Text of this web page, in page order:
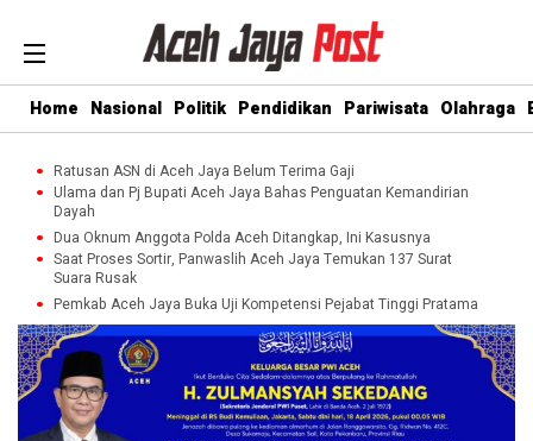
Home Nasional Politik Pendidikan Pariwisata Olahraga
Ratusan ASN di Aceh Jaya Belum Terima Gaji
Ulama dan Pj Bupati Aceh Jaya Bahas Penguatan Kemandirian
Dayah
Dua Oknum Anggota Polda Aceh Ditangkap, Ini Kasusnya
Saat Proses Sortir, Panwaslih Aceh Jaya Temukan 137 Surat
Suara Rusak
Pemkab Aceh Jaya Buka Uji Kompetensi Pejabat Tinggi Pratama